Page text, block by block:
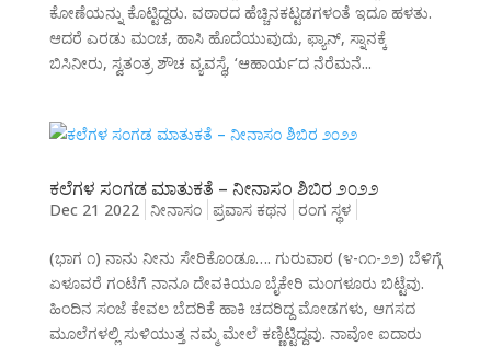
ಕೋಣೆಯನ್ನು ಕೊಟ್ಟಿದ್ದರು. ವಠಾರದ ಹೆಚ್ಚಿನಕಟ್ಟಡಗಳಂತೆ ಇದೂ ಹಳತು.
ಆದರೆ ಎರಡು ಮಂಚ, ಹಾಸಿ ಹೊದೆಯುವುದು, ಫ್ಯಾನ್, ಸ್ನಾನಕ್ಕೆ
ಬಿಸಿನೀರು, ಸ್ವತಂತ್ರ ಶೌಚ ವ್ಯವಸ್ಥೆ, ‘ಆಹಾರ್ಯ’ದ ನೆರೆಮನೆ...
ಕಲೆಗಳ ಸಂಗಡ ಮಾತುಕತೆ – ನೀನಾಸಂ ಶಿಬಿರ ೨೦೨೨
Dec 21 2022 ನೀನಾಸಂ ಪ್ರವಾಸ ಕಥನ ರಂಗ ಸ್ಥಳ
(ಭಾಗ ೧) ನಾನು ನೀನು ಸೇರಿಕೊಂಡೂ…. ಗುರುವಾರ (೪-೧೧-೨೨) ಬೆಳಿಗ್ಗೆ
ಏಳೂವರೆ ಗಂಟೆಗೆ ನಾನೂ ದೇವಕಿಯೂ ಬೈಕೇರಿ ಮಂಗಳೂರು ಬಿಟ್ಟೆವು.
ಹಿಂದಿನ ಸಂಜೆ ಕೇವಲ ಬೆದರಿಕೆ ಹಾಕಿ ಚದರಿದ್ದ ಮೋಡಗಳು, ಆಗಸದ
ಮೂಲೆಗಳಲ್ಲಿ ಸುಳಿಯುತ್ತ ನಮ್ಮ ಮೇಲೆ ಕಣ್ಣಿಟ್ಟಿದ್ದವು. ನಾವೋ ಐದಾರು